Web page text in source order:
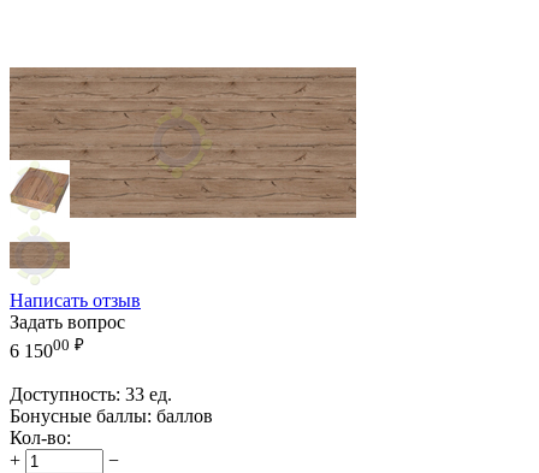
Написать отзыв
Задать вопрос
6 15000 ₽
Доступность: 33 ед.
Бонусные баллы: баллов
Кол-во:
+
−